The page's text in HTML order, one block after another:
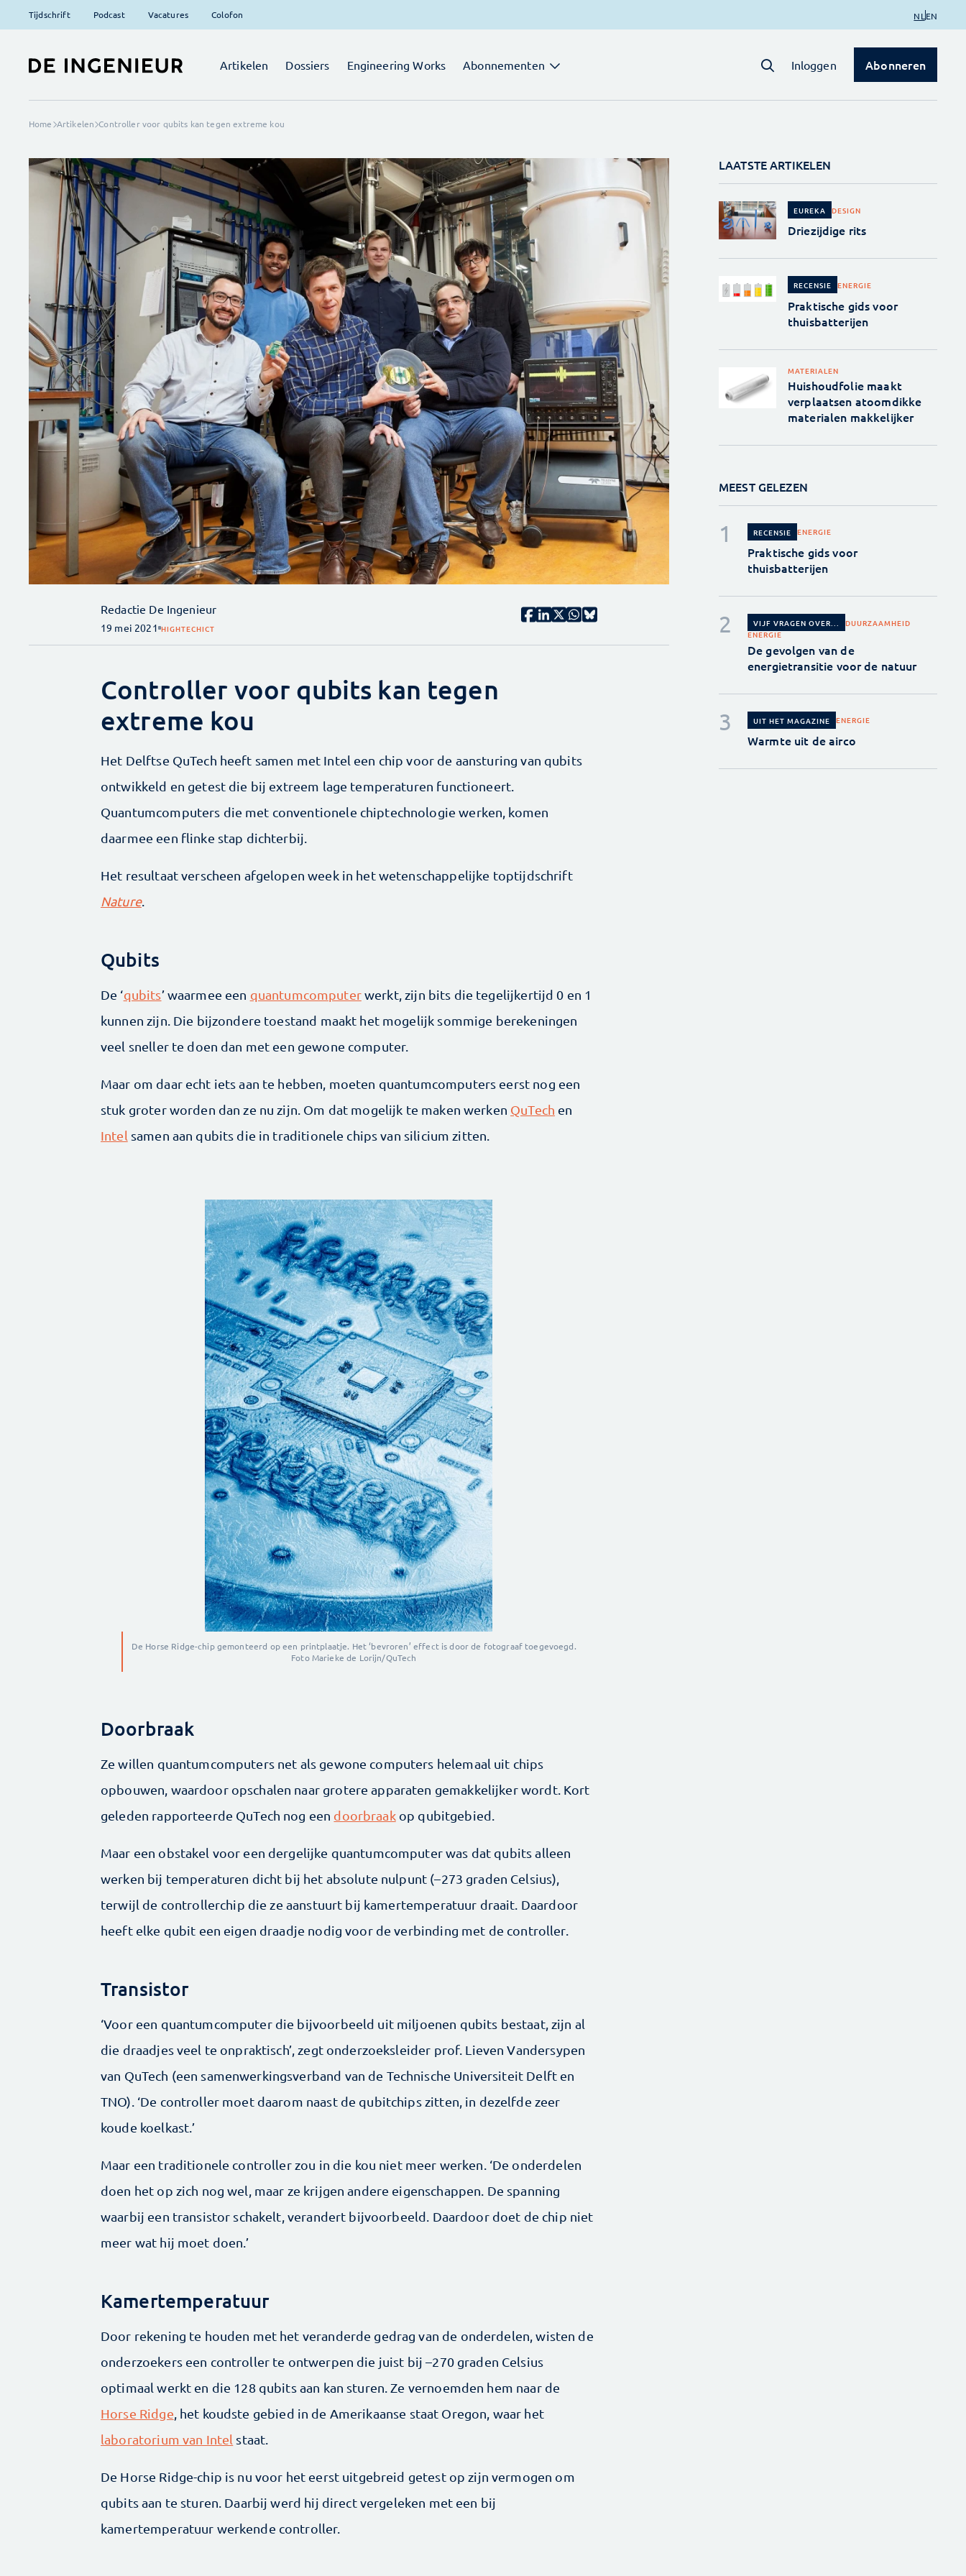
Tijdschrift Podcast Vacatures Colofon NL EN
Artikelen Dossiers Engineering Works Abonnementen Inloggen Abonneren
Home Artikelen Controller voor qubits kan tegen extreme kou
Redactie De Ingenieur
19 mei 2021 HIGHTECHICT
Controller voor qubits kan tegen
extreme kou
Het Delftse QuTech heeft samen met Intel een chip voor de aansturing van qubits
ontwikkeld en getest die bij extreem lage temperaturen functioneert.
Quantumcomputers die met conventionele chiptechnologie werken, komen
daarmee een flinke stap dichterbij.
Het resultaat verscheen afgelopen week in het wetenschappelijke toptijdschrift
Nature.
Qubits
De ‘qubits’ waarmee een quantumcomputerwerkt, zijn bits die tegelijkertijd 0 en 1
kunnen zijn. Die bijzondere toestand maakt het mogelijk sommige berekeningen
veel sneller te doen dan met een gewone computer.
Maar om daar echt iets aan te hebben, moeten quantumcomputers eerst nog een
stuk groter worden dan ze nu zijn. Om dat mogelijk te maken werken QuTech en
Intel samen aan qubits die in traditionele chips van silicium zitten.
De Horse Ridge-chip gemonteerd op een printplaatje. Het ‘bevroren’ effect is door de fotograaf toegevoegd.
Foto Marieke de Lorijn/QuTech
Doorbraak
Ze willen quantumcomputers net als gewone computers helemaal uit chips
opbouwen, waardoor opschalen naar grotere apparaten gemakkelijker wordt. Kort
geleden rapporteerde QuTech nog een doorbraakop qubitgebied.
Maar een obstakel voor een dergelijke quantumcomputer was dat qubits alleen
werken bij temperaturen dicht bij het absolute nulpunt (–273 graden Celsius),
terwijl de controllerchip die ze aanstuurt bij kamertemperatuur draait. Daardoor
heeft elke qubit een eigen draadje nodig voor de verbinding met de controller.
Transistor
‘Voor een quantumcomputer die bijvoorbeeld uit miljoenen qubits bestaat, zijn al
die draadjes veel te onpraktisch’, zegt onderzoeksleider prof. Lieven Vandersypen
van QuTech (een samenwerkingsverband van de Technische Universiteit Delft en
TNO). ‘De controller moet daarom naast de qubitchips zitten, in dezelfde zeer
koude koelkast.’
Maar een traditionele controller zou in die kou niet meer werken. ‘De onderdelen
doen het op zich nog wel, maar ze krijgen andere eigenschappen. De spanning
waarbij een transistor schakelt, verandert bijvoorbeeld. Daardoor doet de chip niet
meer wat hij moet doen.’
Kamertemperatuur
Door rekening te houden met het veranderde gedrag van de onderdelen, wisten de
onderzoekers een controller te ontwerpen die juist bij –270 graden Celsius
optimaal werkt en die 128 qubits aan kan sturen. Ze vernoemden hem naar de
Horse Ridge , het koudste gebied in de Amerikaanse staat Oregon, waar het
laboratorium van Intel staat.
De Horse Ridge-chip is nu voor het eerst uitgebreid getest op zijn vermogen om
qubits aan te sturen. Daarbij werd hij direct vergeleken met een bij
kamertemperatuur werkende controller.
LAATSTE ARTIKELEN
EUREKA DESIGN
Driezijdige rits
RECENSIE ENERGIE
Praktische gids voor
thuisbatterijen
MATERIALEN
Huishoudfolie maakt
verplaatsen atoomdikke
materialen makkelijker
MEEST GELEZEN
RECENSIE ENERGIE
Praktische gids voor
thuisbatterijen
VIJF VRAGEN OVER...
DUURZAAMHEID
ENERGIE
De gevolgen van de
energietransitie voor de natuur
UIT HET MAGAZINE ENERGIE
Warmte uit de airco